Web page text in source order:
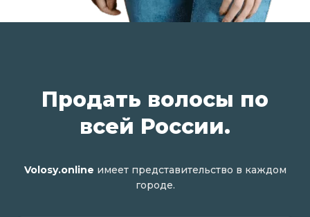
Продать волосы по
всей России.
Volosy.online имеет представительство в каждом
городе.